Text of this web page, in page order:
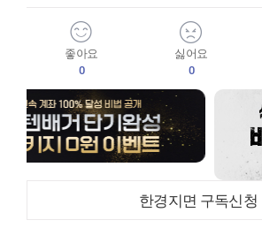
좋아요
0
싫어요
0
한경지면 구독신청